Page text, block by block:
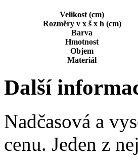
Velikost (cm)
Rozměry v x š x h (cm)
Barva
Hmotnost
Objem
Materiál
Další
Nadčasová a
cenu. Jeden z